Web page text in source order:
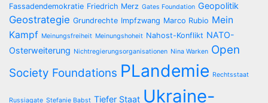
Fassadendemokratie Friedrich Merz Gates Foundation Geopolitik
Geostrategie Grundrechte Impfzwang Marco Rubio Mein
Kampf Meinungsfreiheit Meinungshoheit Nahost-Konflikt NATO-
Osterweiterung Nichtregierungsorganisationen Nina Warken Open
Society Foundations PLandemie Rechtsstaat
Russiagate Stefanie Babst Tiefer Staat Ukraine-